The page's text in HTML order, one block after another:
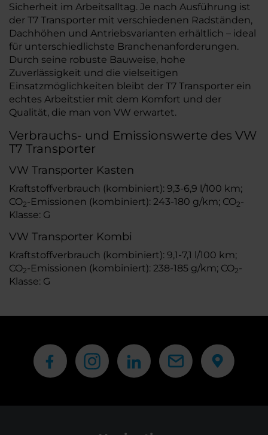
Sicherheit im Arbeitsalltag. Je nach Ausführung ist
der T7 Transporter mit verschiedenen Radständen,
Dachhöhen und Antriebsvarianten erhältlich – ideal
für unterschiedlichste Branchenanforderungen.
Durch seine robuste Bauweise, hohe
Zuverlässigkeit und die vielseitigen
Einsatzmöglichkeiten bleibt der T7 Transporter ein
echtes Arbeitstier mit dem Komfort und der
Qualität, die man von VW erwartet.
Verbrauchs- und Emissionswerte des VW
T7 Transporter
VW Transporter Kasten
Kraftstoffverbrauch (kombiniert): 9,3-6,9 l/100 km;
CO2-Emissionen (kombiniert): 243-180 g/km; CO2-
Klasse: G
VW Transporter Kombi
Kraftstoffverbrauch (kombiniert): 9,1-7,1 l/100 km;
CO2-Emissionen (kombiniert): 238-185 g/km; CO2-
Klasse: G